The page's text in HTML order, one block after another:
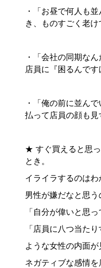
・「お昼で何人も
き、ものすごく老
・「会社の同期な
店員に『困るんで
・「俺の前に並ん
払って店員の顔も見
★ すぐ買えると思
とき。
イライラするのは
男性が嫌だなと思う
「自分が偉いと思っ
「店員に八つ当た
ような女性の内面が
ネガティブな感情を